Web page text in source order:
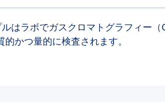
はラボでガスクロマトグラフィー（
かつ量的に検査されます。